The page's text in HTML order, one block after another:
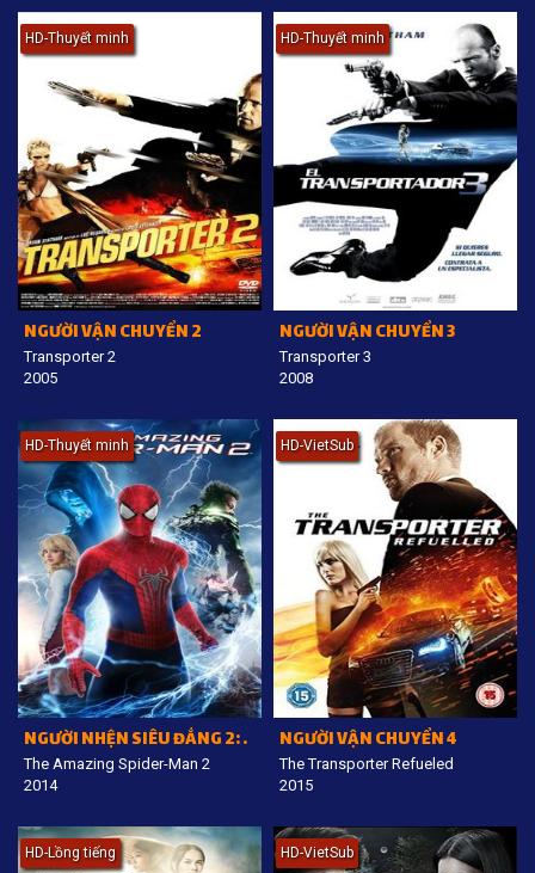
HD-Thuyết minh
NGƯỜI VẬN CHUYỂN 2
Transporter 2
2005
HD-Thuyết minh
NGƯỜI VẬN CHUYỂN 3
Transporter 3
2008
HD-Thuyết minh
NGƯỜI NHỆN SIÊU ĐẲNG 2: SỰ TRỖI DẬY CỦA NGƯỜI ĐIỆN
The Amazing Spider-Man 2
2014
HD-VietSub
NGƯỜI VẬN CHUYỂN 4
The Transporter Refueled
2015
HD-Lồng tiếng HD-VietSub